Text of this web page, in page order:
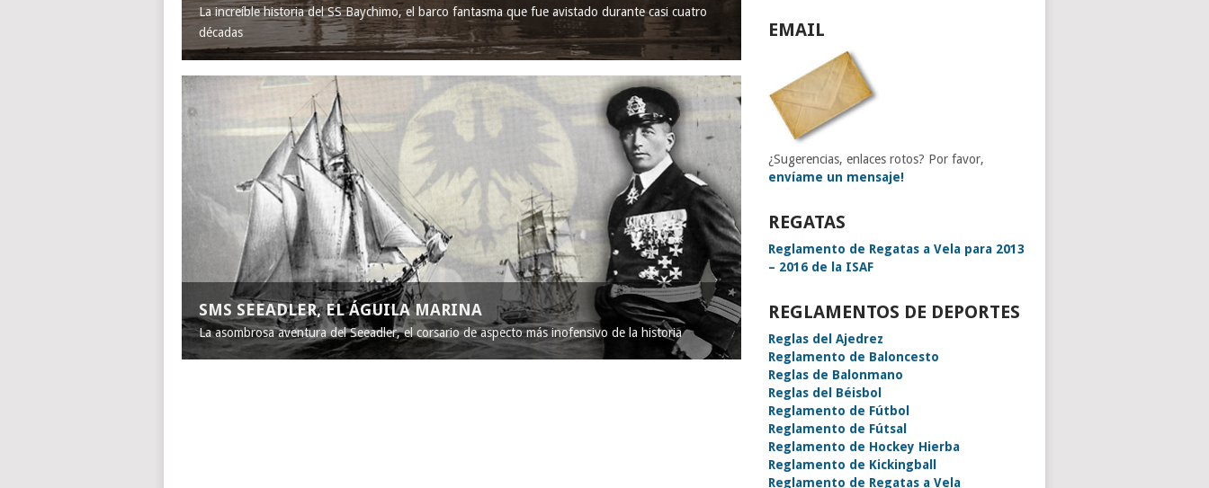
La increíble historia del SS Baychimo, el barco fantasma que fue avistado durante casi cuatro
décadas
SMS SEEADLER, EL ÁGUILA MARINA
La asombrosa aventura del Seeadler, el corsario de aspecto más inofensivo de la historia
EMAIL
¿Sugerencias, enlaces rotos? Por favor,
envíame un mensaje!
REGATAS
Reglamento de Regatas a Vela para 2013
– 2016 de la ISAF
REGLAMENTOS DE DEPORTES
Reglas del Ajedrez
Reglamento de Baloncesto
Reglas de Balonmano
Reglas del Béisbol
Reglamento de Fútbol
Reglamento de Fútsal
Reglamento de Hockey Hierba
Reglamento de Kickingball
Reglamento de Regatas a Vela